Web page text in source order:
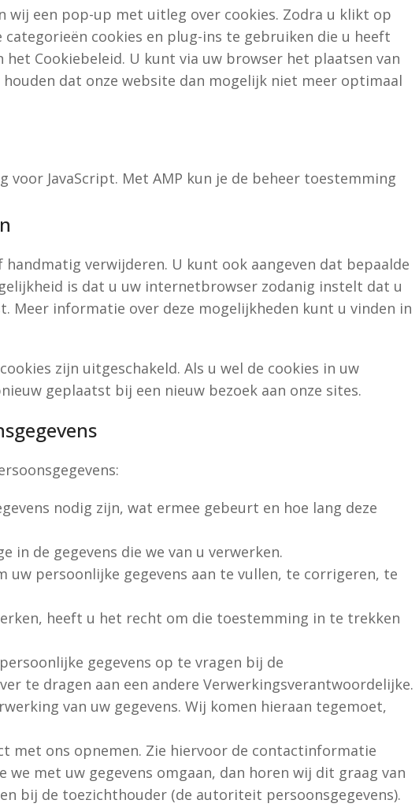
een pop-up met uitleg over cookies. Zodra u klikt op
cookies en plug-ins te gebruiken die u heeft
Cookiebeleid. U kunt via uw browser het plaatsen van
dat onze website dan mogelijk niet meer optimaal
JavaScript. Met AMP kun je de beheer toestemming
verwijderen. U kunt ook aangeven dat bepaalde
is dat u uw internetbrowser zodanig instelt dat u
Meer informatie over deze mogelijkheden kunt u vinden in
zijn uitgeschakeld. Als u wel de cookies in uw
geplaatst bij een nieuw bezoek aan onze sites.
nodig zijn, wat ermee gebeurt en hoe lang deze
in de gegevens die we van u verwerken.
persoonlijke gegevens aan te vullen, te corrigeren, te
heeft u het recht om die toestemming in te trekken
gegevens op te vragen bij de
te dragen aan een andere Verwerkingsverantwoordelijke.
van uw gegevens. Wij komen hieraan tegemoet,
met ons opnemen. Zie hiervoor de contactinformatie
met uw gegevens omgaan, dan horen wij dit graag van
bij de toezichthouder (de autoriteit persoonsgegevens).